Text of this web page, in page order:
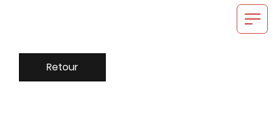
Retour
en